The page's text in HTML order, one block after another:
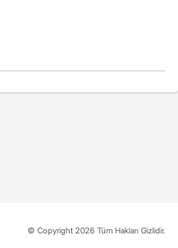
© Copyright 2026 Tüm Hakları Gizlidir.